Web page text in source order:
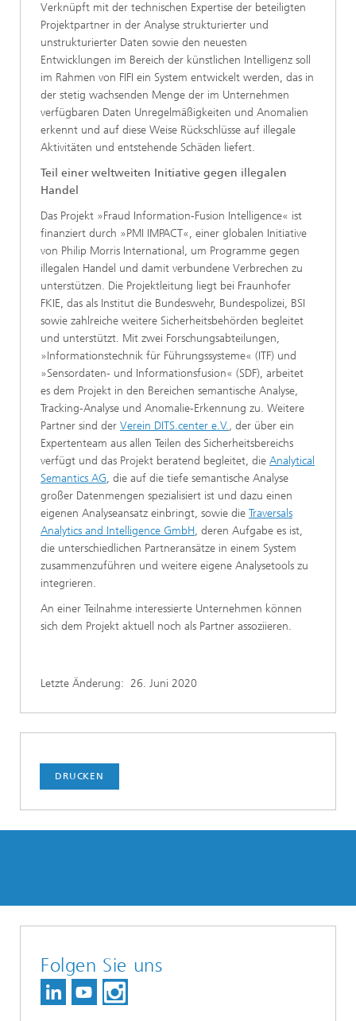
Verknüpft mit der technischen Expertise der beteiligten
Projektpartner in der Analyse strukturierter und
unstrukturierter Daten sowie den neuesten
Entwicklungen im Bereich der künstlichen Intelligenz soll
im Rahmen von FIFI ein System entwickelt werden, das in
der stetig wachsenden Menge der im Unternehmen
verfügbaren Daten Unregelmäßigkeiten und Anomalien
erkennt und auf diese Weise Rückschlüsse auf illegale
Aktivitäten und entstehende Schäden liefert.
Teil einer weltweiten Initiative gegen illegalen
Handel
Das Projekt »Fraud Information-Fusion Intelligence« ist
finanziert durch »PMI IMPACT«, einer globalen Initiative
von Philip Morris International, um Programme gegen
illegalen Handel und damit verbundene Verbrechen zu
unterstützen. Die Projektleitung liegt bei Fraunhofer
FKIE, das als Institut die Bundeswehr, Bundespolizei, BSI
sowie zahlreiche weitere Sicherheitsbehörden begleitet
und unterstützt. Mit zwei Forschungsabteilungen,
»Informationstechnik für Führungssysteme« (ITF) und
»Sensordaten- und Informationsfusion« (SDF), arbeitet
es dem Projekt in den Bereichen semantische Analyse,
Tracking-Analyse und Anomalie-Erkennung zu. Weitere
Partner sind der Verein DITS.center e.V., der über ein
Expertenteam aus allen Teilen des Sicherheitsbereichs
verfügt und das Projekt beratend begleitet, die Analytical
Semantics AG, die auf die tiefe semantische Analyse
großer Datenmengen spezialisiert ist und dazu einen
eigenen Analyseansatz einbringt, sowie die Traversals
Analytics and Intelligence GmbH, deren Aufgabe es ist,
die unterschiedlichen Partneransätze in einem System
zusammenzuführen und weitere eigene Analysetools zu
integrieren.
An einer Teilnahme interessierte Unternehmen können
sich dem Projekt aktuell noch als Partner assoziieren.
Letzte Änderung: 26. Juni 2020
DRUCKEN
Folgen Sie uns